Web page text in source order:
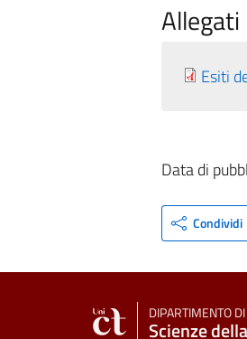
Allegati
Esiti
Data di
Condividi
DIPARTIMENTO DI
Scienze